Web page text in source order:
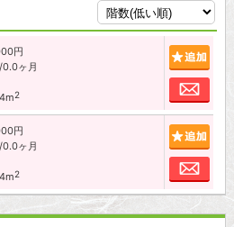
円
ヶ月
2
お
円
ヶ月
2
お